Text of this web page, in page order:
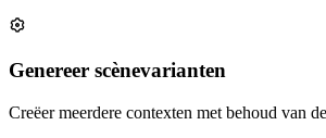
Genereer scènevarianten
Creëer meerdere contexten met behoud van